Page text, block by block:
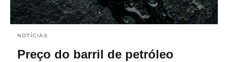
NOTÍCIAS
Preço do barril de petróleo